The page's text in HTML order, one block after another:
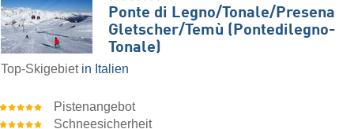
Ponte di Legno/​Tonale/​Presena
Gletscher/​Temù (Pontedilegno-
Tonale)
Top-Skigebiet in Italien
Pistenangebot
Schneesicherheit